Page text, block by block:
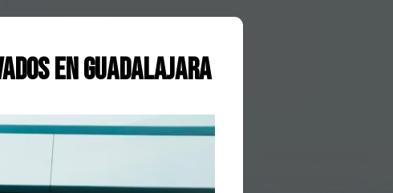
en Guadalajara